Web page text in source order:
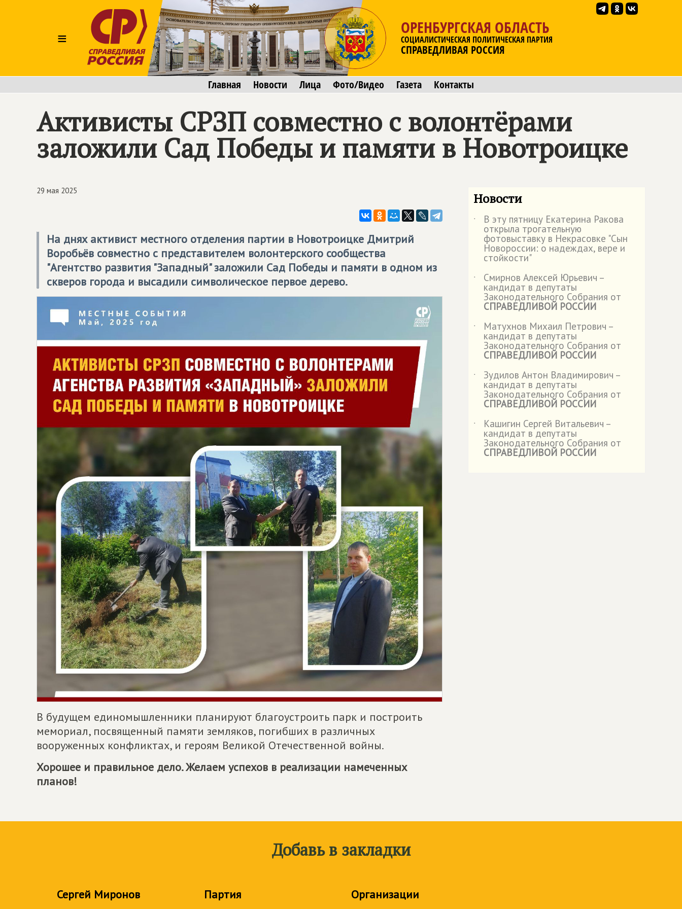
≡
ОРЕНБУРГСКАЯ ОБЛАСТЬ
СОЦИАЛИСТИЧЕСКАЯ ПОЛИТИЧЕСКАЯ ПАРТИЯ
СПРАВЕДЛИВАЯ РОССИЯ
Главная Новости Лица Фото/Видео Газета Контакты
Активисты СРЗП совместно с волонтёрами
заложили Сад Победы и памяти в Новотроицке
29 мая 2025
На днях активист местного отделения партии в Новотроицке Дмитрий
Воробьёв совместно с представителем волонтерского сообщества
"Агентство развития "Западный" заложили Сад Победы и памяти в одном из
скверов города и высадили символическое первое дерево.
В будущем единомышленники планируют благоустроить парк и построить
мемориал, посвященный памяти земляков, погибших в различных
вооруженных конфликтах, и героям Великой Отечественной войны.
Хорошее и правильное дело. Желаем успехов в реализации намеченных
планов!
Новости
˙ В эту пятницу Екатерина Ракова
открыла трогательную
фотовыставку в Некрасовке "Сын
Новороссии: о надеждах, вере и
стойкости"
˙
Смирнов Алексей Юрьевич –
кандидат в депутаты
Законодательного Собрания от
СПРАВЕДЛИВОЙ РОССИИ
˙
Матухнов Михаил Петрович –
кандидат в депутаты
Законодательного Собрания от
СПРАВЕДЛИВОЙ РОССИИ
˙
Зудилов Антон Владимирович –
кандидат в депутаты
Законодательного Собрания от
СПРАВЕДЛИВОЙ РОССИИ
˙
Кашигин Сергей Витальевич –
кандидат в депутаты
Законодательного Собрания от
СПРАВЕДЛИВОЙ РОССИИ
Добавь в закладки
Сергей Миронов Партия Организации